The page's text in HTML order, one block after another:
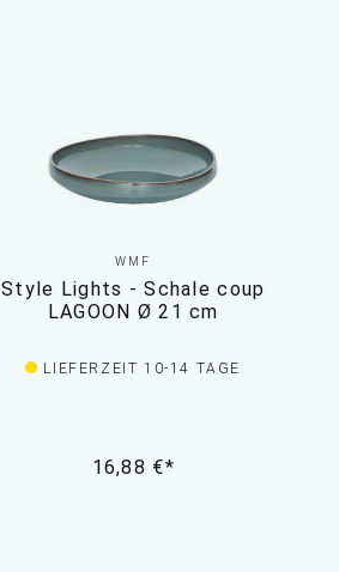
WMF
Style Lights - Schale coup
LAGOON Ø 21 cm
LIEFERZEIT 10-14 TAGE
16,88 €*